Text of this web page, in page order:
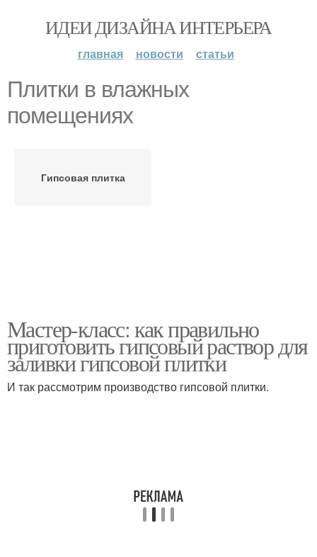
ИДЕИ ДИЗАЙНА ИНТЕРЬЕРА
главная новости статьи
Плитки в влажных
помещениях
Гипсовая плитка
Мастер-класс: как правильно
приготовить гипсовый раствор для
заливки гипсовой плитки
И так рассмотрим производство гипсовой плитки.